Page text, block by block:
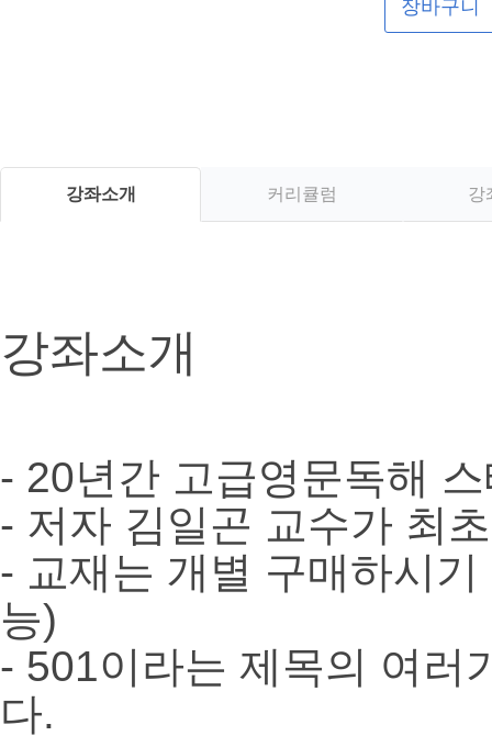
장바구니
강좌소개 커리큘럼 강
강좌소개
- 20년간 고급영문독해
- 저자 김일곤 교수가 최
- 교재는 개별 구매하시
능)
- 501이라는 제목의 여러
다.